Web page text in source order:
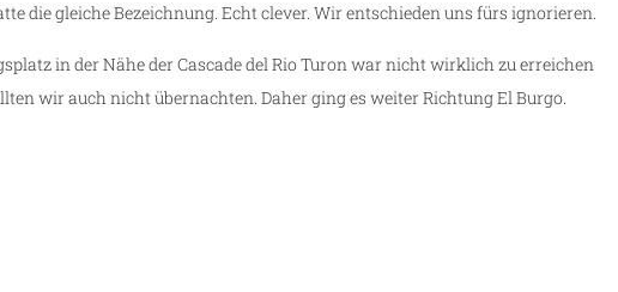
die gleiche Bezeichnung. Echt clever. Wir entschieden uns fürs ignorieren.
in der Nähe der Cascade del Rio Turon war nicht wirklich zu erreichen
wir auch nicht übernachten. Daher ging es weiter Richtung El Burgo.